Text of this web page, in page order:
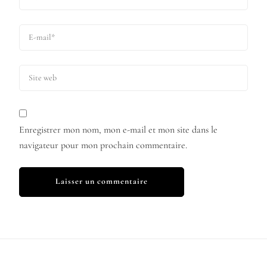
Enregistrer mon nom, mon e-mail et mon site dans le
navigateur pour mon prochain commentaire.